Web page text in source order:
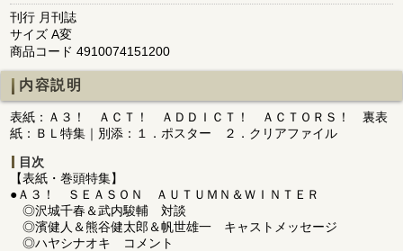
刊行 月刊誌
サイズ A変
商品コード 4910074151200
内容説明
表紙：Ａ３！ ＡＣＴ！ ＡＤＤＩＣＴ！ ＡＣＴＯＲＳ！ 裏表
紙：ＢＬ特集｜別添：１．ポスター ２．クリアファイル
目次
【表紙・巻頭特集】
●Ａ３！ ＳＥＡＳＯＮ ＡＵＴＵＭＮ＆ＷＩＮＴＥＲ
◎沢城千春＆武内駿輔 対談
◎濱健人＆熊谷健太郎＆帆世雄一 キャストメッセージ
◎ハヤシナオキ コメント